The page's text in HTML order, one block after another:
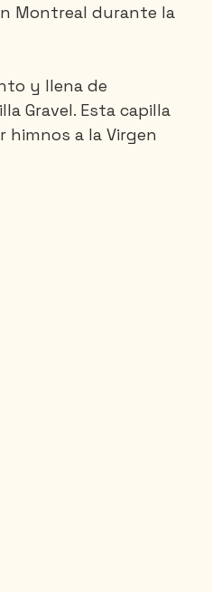
Montreal durante la
y llena de
Gravel. Esta capilla
himnos a la Virgen